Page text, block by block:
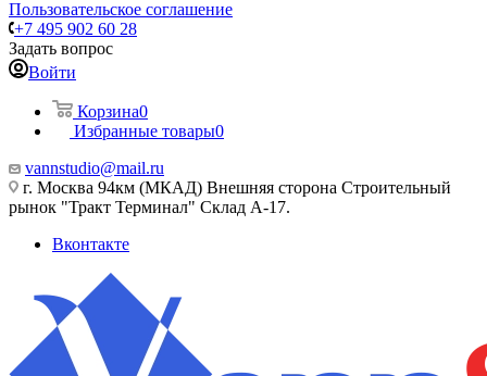
Пользовательское соглашение
+7 495 902 60 28
Задать вопрос
Войти
Корзина0
Избранные товары0
vannstudio@mail.ru
г. Москва 94км (МКАД) Внешняя сторона Строительный
рынок "Тракт Терминал" Склад А-17.
Вконтакте